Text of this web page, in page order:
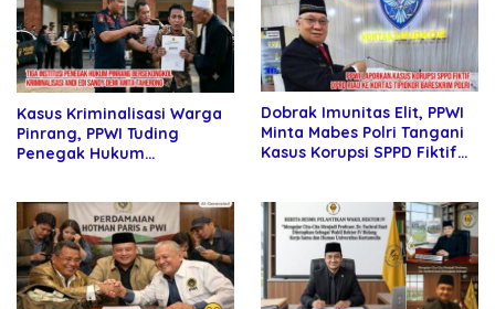
Kasus Kriminalisasi Warga
Pinrang, PPWI Tuding
Penegak Hukum
Dobrak Imunitas Elit, PPWI
Minta Mabes Polri Tangani
Kasus Korupsi SPPD Fiktif